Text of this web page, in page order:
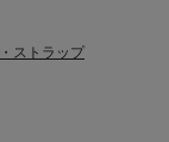
ストラップ